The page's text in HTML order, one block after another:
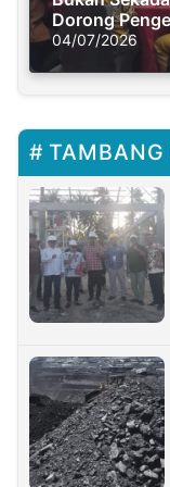
Dorong
Solusi Krisis
04/07/2026
TAMBANG